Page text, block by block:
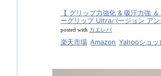
【 グリップ力強化 & 吸汗力強
ーグリップ Ultraバージョン ア
posted with カエレバ
楽天市場 Amazon Yahooショッ